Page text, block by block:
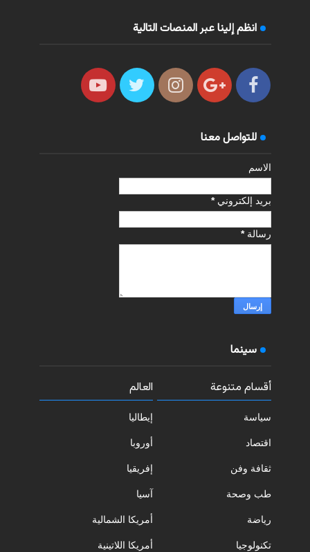
انظم إلينا عبر المنصات التالية
للتواصل معنا
الاسم
بريد إلكتروني*
رسالة*
سينما
أقسام متنوعة
سياسة
اقتصاد
ثقافة وفن
طب وصحة
رياضة
تكنولوجيا
العالم
إيطاليا
أوروبا
إفريقيا
آسيا
أمريكا الشمالية
أمريكا اللاتينية